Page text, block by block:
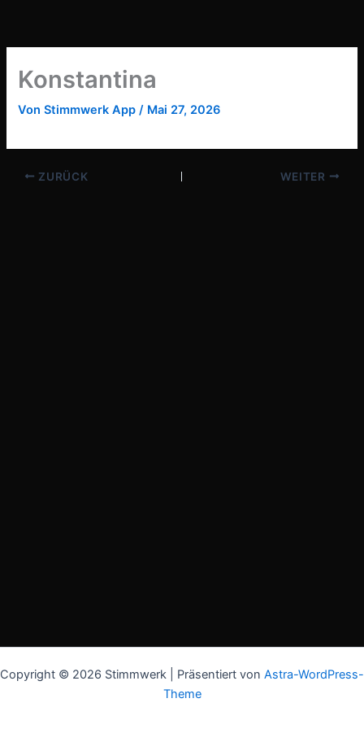
springen
Konstantina
VonStimmwerk App/ Mai 27, 2026
ZURÜCK WEITER
Copyright © 2026 Stimmwerk | Präsentiert von Astra-WordPress-
Theme